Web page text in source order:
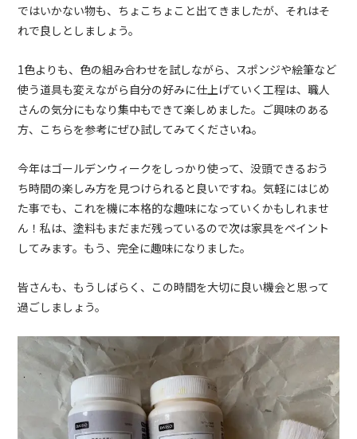
ではいかない物も、ちょこちょこと出てきましたが、それはそ
れで良しとしましょう。
1色よりも、色の組み合わせを試しながら、スポンジや絵筆など
使う道具も変えながら自分の好みに仕上げていく工程は、職人
さんの気分にもなり集中もできて楽しめました。ご興味のある
方、こちらを参考にぜひ試してみてくださいね。
今年はゴールデンウィークをしっかり使って、没頭できるおう
ち時間の楽しみ方を見つけられると良いですね。気軽にはじめ
た事でも、これを機に本格的な趣味になっていくかもしれませ
ん！私は、塗料もまだまだ残っているので次は家具をペイント
してみます。もう、完全に趣味になりました。
皆さんも、もうしばらく、この時間を大切に良い機会と思って
過ごしましょう。